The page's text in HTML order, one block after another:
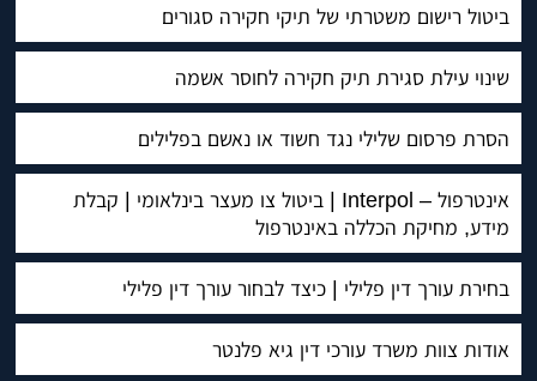
ביטול רישום משטרתי של תיקי חקירה סגורים
שינוי עילת סגירת תיק חקירה לחוסר אשמה
הסרת פרסום שלילי נגד חשוד או נאשם בפלילים
אינטרפול – Interpol | ביטול צו מעצר בינלאומי | קבלת
מידע, מחיקת הכללה באינטרפול
בחירת עורך דין פלילי | כיצד לבחור עורך דין פלילי
אודות צוות משרד עורכי דין גיא פלנטר